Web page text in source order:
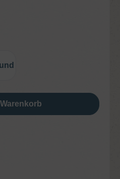
die Schaltflächen um die Anzahl zu